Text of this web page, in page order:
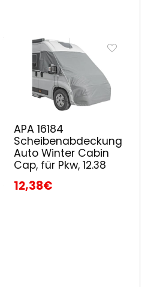
APA 16184
Scheibenabdeckung
Auto Winter Cabin
Cap, für Pkw, 12.38
12,38€